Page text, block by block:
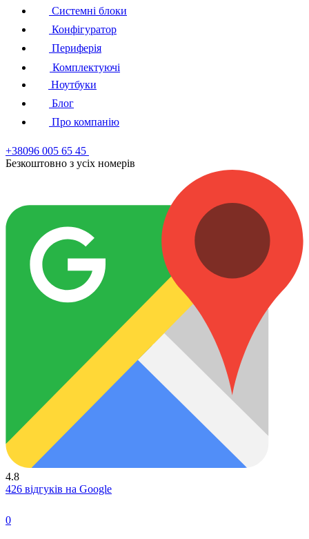
Системні блоки
Конфігуратор
Периферія
Комплектуючі
Ноутбуки
Блог
Про компанію
+38096 005 65 45
Безкоштовно з усiх номерiв
4.8
426 відгуків на Google
0